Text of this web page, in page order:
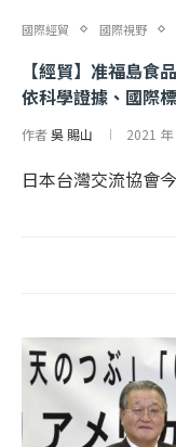
國際經貿 國際視野
【經貿】准福島食
依科學證據、國際
作者吳 賜山 2021 年
日本台灣交流協會